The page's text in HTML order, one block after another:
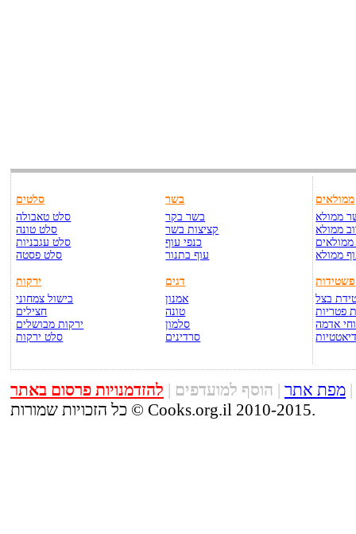
סלטים
סלט טאבולה
סלט טונה
סלט עגבניות
סלט פסטה
ירקות
בישול צמחוני
חצילים
ירקות מבושלים
סלט ירקות
בשר
בשר בקר
קציצות בשר
כנפי עוף
עוף בתנור
דגים
אמנון
טונה
סלמון
סרדינים
ממולאים
ממולא
ממולא
ממולא
פשטידות
בצל
פטריות
אדמה
| מפת אתר | הוסף למועדפים | להזדמנויות פרסום באתר
כל הזכויות שמורות © Cooks.org.il 2010-2015.